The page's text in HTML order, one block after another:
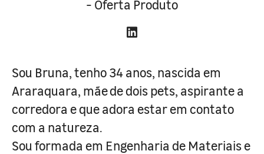
- Oferta Produto
Sou Bruna, tenho 34 anos, nascida em
Araraquara, mãe de dois pets, aspirante a
corredora e que adora estar em contato
com a natureza.
Sou formada em Engenharia de Materiais e